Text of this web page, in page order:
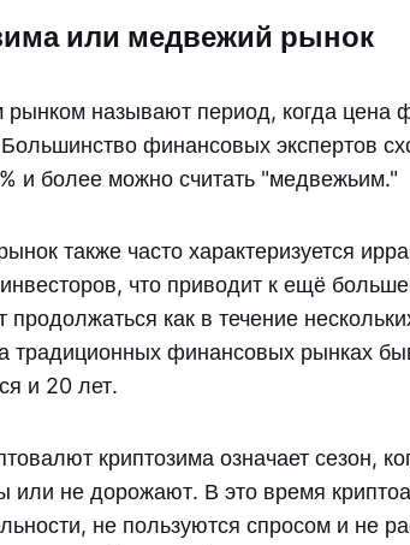
или медвежий рынок
называют период, когда цена
финансовых экспертов
и более можно считать "медвежьим."
также часто характеризуется
что приводит к ещё
продолжаться как в течение
традиционных финансовых рынках
и 20 лет.
криптозима означает сезон,
или не дорожают. В это время
не пользуются спросом и не